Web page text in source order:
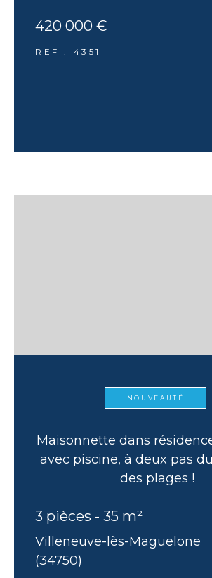
420 000 €
REF : 4351
NOUVEAUTÉ
Maisonnette dans
avec piscine, à deux pas
des plages !
3 pièces - 35 m²
Villeneuve-lès-Maguelone
(34750)